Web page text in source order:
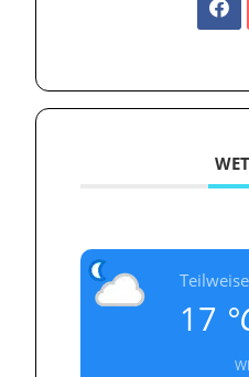
17